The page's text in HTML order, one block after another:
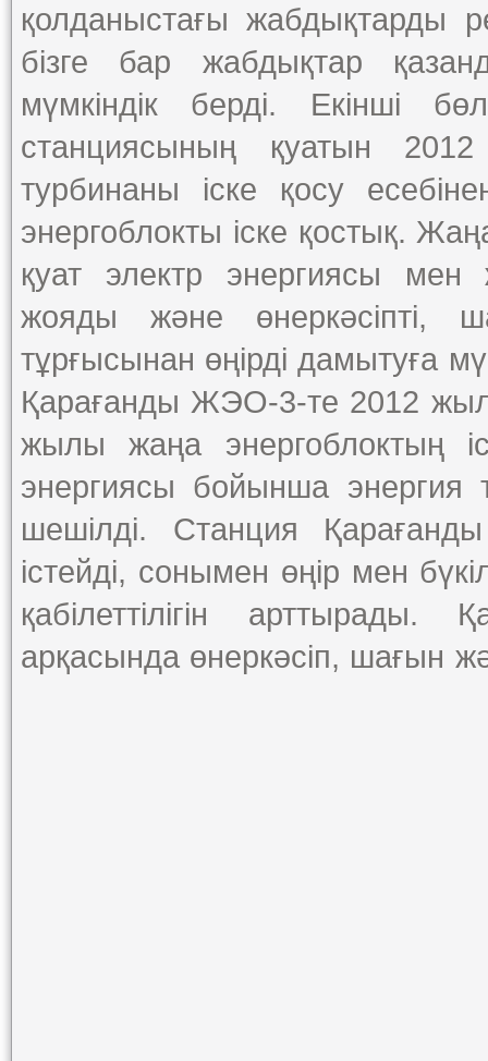
қолданыстағы жабдықтарды
бізге бар жабдықтар
мүмкіндік берді. Екінші
станциясының қуатын
турбинаны іске қосу
энергоблокты іске қостық.
қуат электр энергиясы
жояды және өнеркәсіпті,
тұрғысынан өңірді дамытуға
Қарағанды ЖЭО-3-те 2012
жылы жаңа энергоблоктың
энергиясы бойынша энергия
шешілді. Станция
істейді, сонымен өңір мен
қабілеттілігін
арқасында өнеркәсіп, шағын